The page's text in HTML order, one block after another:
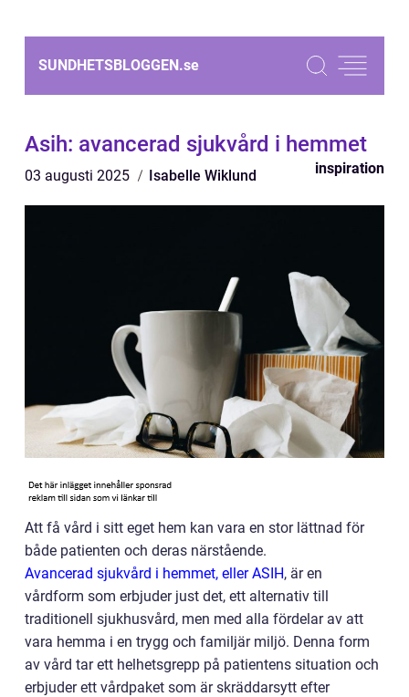
SUNDHETSBLOGGEN.se
Asih: avancerad sjukvård i hemmet
03 augusti 2025 Isabelle Wiklund inspiration
Att få vård i sitt eget hem kan vara en stor lättnad för
både patienten och deras närstående.
Avancerad sjukvård i hemmet, eller ASIH, är en
vårdform som erbjuder just det, ett alternativ till
traditionell sjukhusvård, men med alla fördelar av att
vara hemma i en trygg och familjär miljö. Denna form
av vård tar ett helhetsgrepp på patientens situation och
erbjuder ett vårdpaket som är skräddarsytt efter